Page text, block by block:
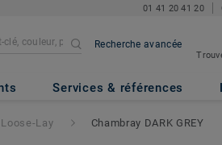
01 41 20 41 20
Recherche avancée
Services & références
DARK
Lay Chambray DARK GREY